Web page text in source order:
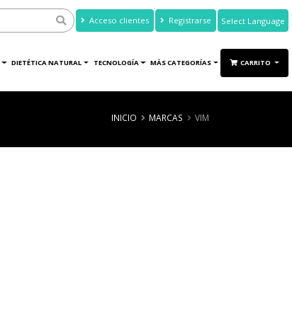
Acceso clientes Registrarse
Translate
DIETÉTICA NATURAL TECNOLOGÍA MÁS CATEGORÍAS CARRITO
INICIO MARCAS VIM